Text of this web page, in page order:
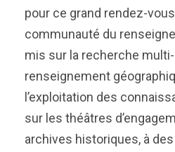
pour ce grand rendez-
communauté du
mis sur la recherche
renseignement
l’exploitation des
sur les théâtres
archives historiques, à